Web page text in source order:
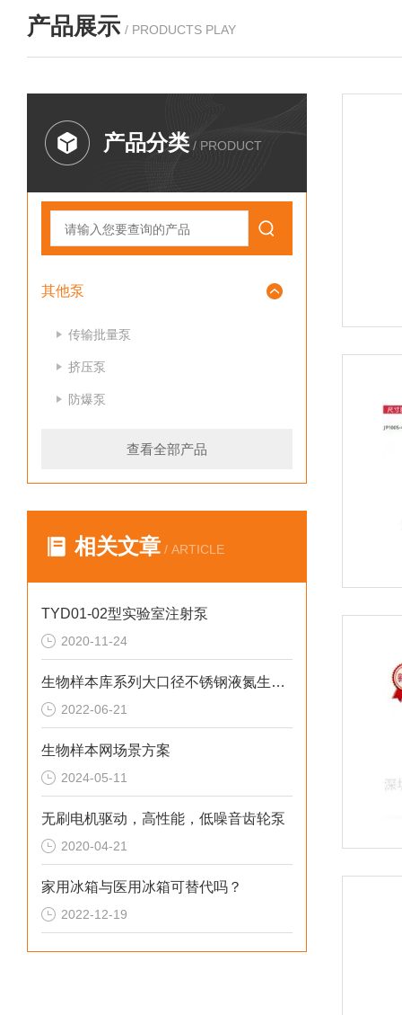
产品展示 / PRODUCTS PLAY
产品分类 / PRODUCT
其他泵
传输批量泵
挤压泵
防爆泵
查看全部产品
相关文章 / ARTICLE
TYD01-02型实验室注射泵
2020-11-24
生物样本库系列大口径不锈钢液氮生物容器
2022-06-21
生物样本网场景方案
2024-05-11
无刷电机驱动，高性能，低噪音齿轮泵
2020-04-21
家用冰箱与医用冰箱可替代吗？
2022-12-19